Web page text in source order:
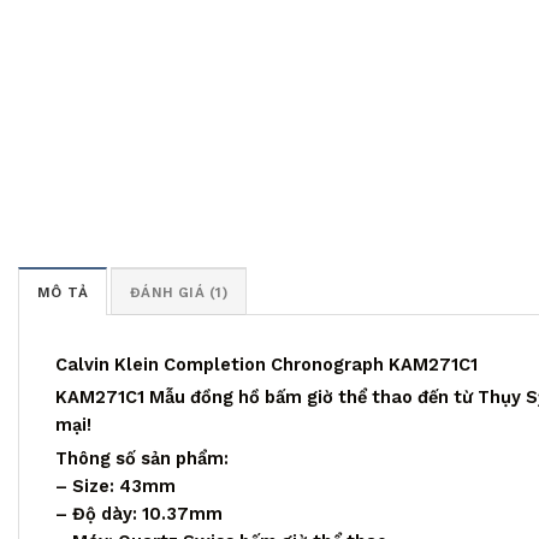
MÔ TẢ ĐÁNH GIÁ (1)
Calvin Klein Completion Chronograph KAM271C1
KAM271C1 Mẫu đồng hồ bấm giờ thể thao đến từ
mại!
Thông số sản phẩm:
– Size: 43mm
– Độ dày: 10.37mm